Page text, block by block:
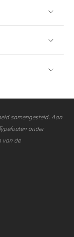
samengesteld. Aan
onder
van de